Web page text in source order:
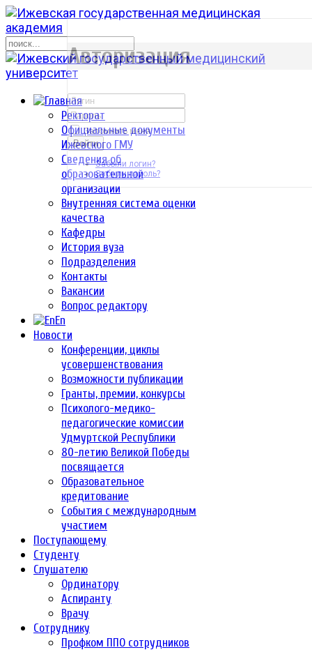
Ректорат
Официальные документы
Ижевского ГМУ
Сведения об
образовательной
организации
Внутренняя система оценки
качества
Кафедры
История вуза
Подразделения
Контакты
Вакансии
Вопрос редактору
En
Новости
Конференции, циклы
усовершенствования
Возможности публикации
Гранты, премии, конкурсы
Психолого-медико-
педагогические комиссии
Удмуртской Республики
80-летию Великой Победы
посвящается
Образовательное
кредитование
События с международным
участием
Поступающему
Студенту
Слушателю
Ординатору
Аспиранту
Врачу
Сотруднику
Профком ППО сотрудников
р
Авторизация
Запомнить меня
Войти
Забыли логин?
Забыли пароль?